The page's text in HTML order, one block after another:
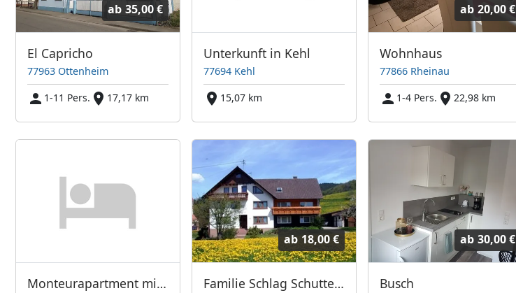
ab 35,00 €
El Capricho
77963 Ottenheim
1-11 Pers.
17,17 km
Unterkunft in Kehl
77694 Kehl
15,07 km
ab 20,00 €
Wohnhaus
77866 Rheinau
1-4 Pers.
22,98 km
Monteurapartment mit Hallenbadnutzung im Haus
ab 18,00 €
Familie Schlag Schuttertal
ab 30,00 €
Busch